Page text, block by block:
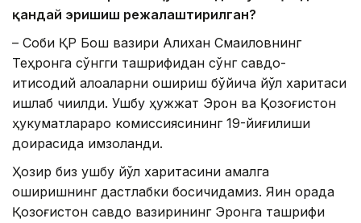
қандай эришиш режалаштирилган?
– Собиқ ҚР Бош вазири Алихан Смаиловнинг
Теҳронга сўнгги ташрифидан сўнг савдо-
иқтисодий алоқаларни ошириш бўйича йўл харитаси
ишлаб чиқилди. Ушбу ҳужжат Эрон ва Қозоғистон
ҳукуматлараро комиссиясининг 19-йиғилиши
доирасида имзоланди.
Ҳозир биз ушбу йўл харитасини амалга
оширишнинг дастлабки босқичидамиз. Яқин орада
Қозоғистон савдо вазирининг Эронга ташрифи